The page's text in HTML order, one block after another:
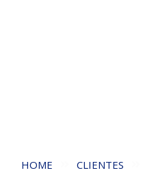
HOME CLIENTES